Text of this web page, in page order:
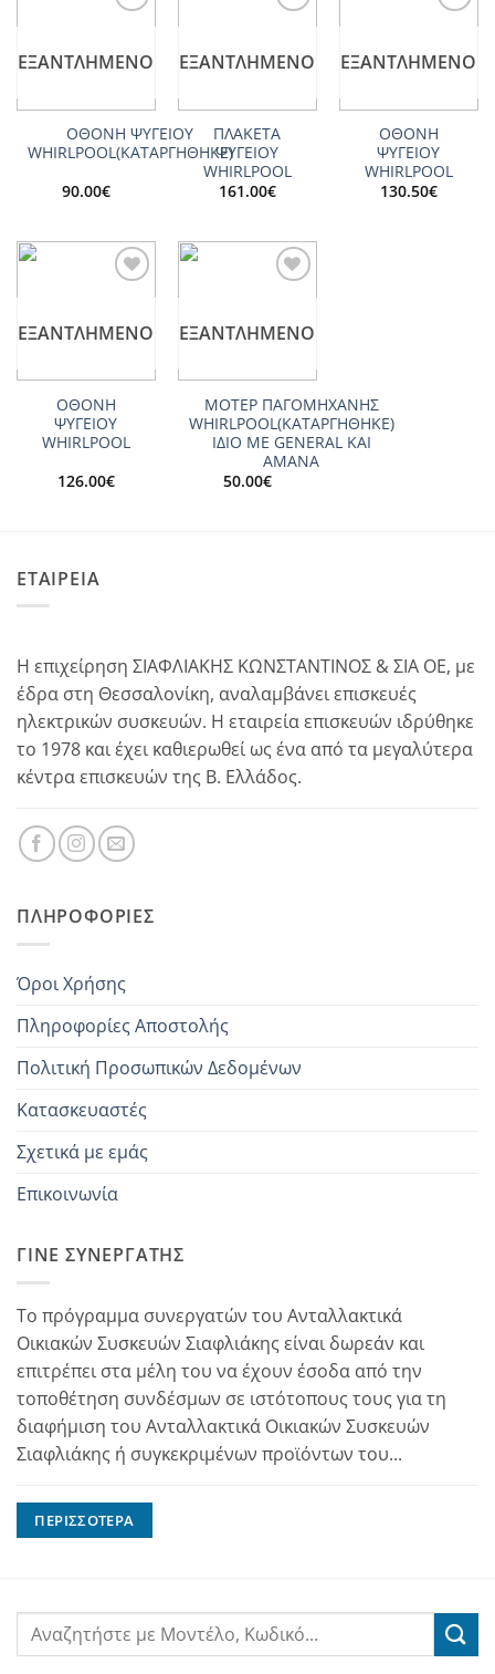
ΕΞΑΝΤΛΗΜΈΝΟ
ΟΘΟΝΗ ΨΥΓΕΙΟΥ
WHIRLPOOL(ΚΑΤΑΡΓΗΘΗΚΕ)
90.00€
ΕΞΑΝΤΛΗΜΈΝΟ
ΠΛΑΚΕΤΑ
ΨΥΓΕΙΟΥ
WHIRLPOOL
161.00€
ΕΞΑΝΤΛΗΜΈΝΟ
ΟΘΟΝΗ
ΨΥΓΕΙΟΥ
WHIRLPOOL
130.50€
ΕΞΑΝΤΛΗΜΈΝΟ
ΟΘΟΝΗ
ΨΥΓΕΙΟΥ
WHIRLPOOL
126.00€
ΕΞΑΝΤΛΗΜΈΝΟ
ΜΟΤΕΡ ΠΑΓΟΜΗΧΑΝΗΣ
WHIRLPOOL(ΚΑΤΑΡΓΗΘΗΚΕ)
ΙΔΙΟ ΜΕ GENERAL KAI
AMANA
50.00€
ΕΤΑΙΡΕΙΑ
Η επιχείρηση ΣΙΑΦΛΙΑΚΗΣ ΚΩΝΣΤΑΝΤΙΝΟΣ & ΣΙΑ ΟΕ, με
έδρα στη Θεσσαλονίκη, αναλαμβάνει επισκευές
ηλεκτρικών συσκευών. Η εταιρεία επισκευών ιδρύθηκε
το 1978 και έχει καθιερωθεί ως ένα από τα μεγαλύτερα
κέντρα επισκευών της Β. Ελλάδος.
ΠΛΗΡΟΦΟΡΊΕΣ
Όροι Χρήσης
Πληροφορίες Αποστολής
Πολιτική Προσωπικών Δεδομένων
Κατασκευαστές
Σχετικά με εμάς
Επικοινωνία
ΓΊΝΕ ΣΥΝΕΡΓΆΤΗΣ
Το πρόγραμμα συνεργατών του Ανταλλακτικά
Οικιακών Συσκευών Σιαφλιάκης είναι δωρεάν και
επιτρέπει στα μέλη του να έχουν έσοδα από την
τοποθέτηση συνδέσμων σε ιστότοπους τους για τη
διαφήμιση του Ανταλλακτικά Οικιακών Συσκευών
Σιαφλιάκης ή συγκεκριμένων προϊόντων του...
ΠΕΡΙΣΣΌΤΕΡΑ